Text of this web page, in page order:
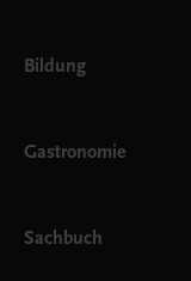
Bildung
AHS
EWF/ZWF
FW
Gastronomie
Getränke
Sachbuch